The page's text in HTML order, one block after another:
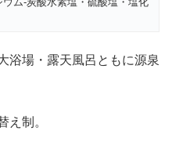
浴場・露天風呂ともに源泉
え制。